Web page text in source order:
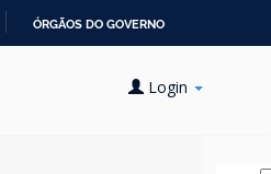
ÓRGÃOS DO GOVERNO
Login